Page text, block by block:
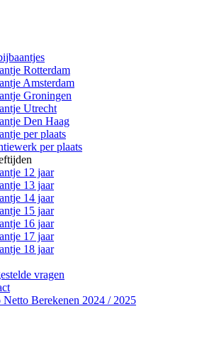
Rotterdam
Amsterdam
Groningen
Utrecht
Den Haag
per plaats
per plaats
12 jaar
13 jaar
14 jaar
15 jaar
16 jaar
17 jaar
18 jaar
vragen
Netto Berekenen 2024 / 2025